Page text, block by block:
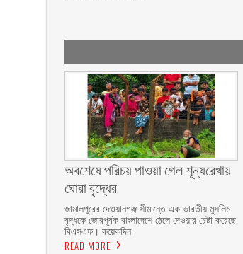
অবশেষে পরিচয় পাওয়া গেল শূন্যরেখায়
ঘোরা বৃদ্ধের
জামালপুরের দেওয়ানগঞ্জ সীমান্তে এক ভারতীয় মুসলিম
বৃদ্ধকে জোরপূর্বক বাংলাদেশে ঠেলে দেওয়ার চেষ্টা করেছে
বিএসএফ। কয়েকদিন
READ MORE